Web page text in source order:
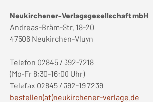
Neukirchener-Verlagsgesellschaft mbH
Andreas-Bräm-Str. 18-20
47506 Neukirchen-Vluyn
Telefon 02845 / 392-7218
(Mo-Fr 8:30-16:00 Uhr)
Telefax 02845 / 392-19 7239
bestellen(at)neukirchener-verlage.de